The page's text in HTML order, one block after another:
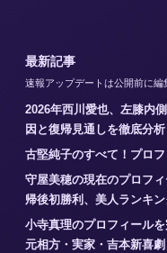
最新記事
速報アップデートは公開前に編
2026年西川愛也、左膝内
因と復帰見通しを徹底分析
古堅純子のすべて！プロ
守屋美穂の現在のプロフ
帰後初勝利、美人ランキ
小寺真理のプロフィール
元相方・実家・吉本新喜